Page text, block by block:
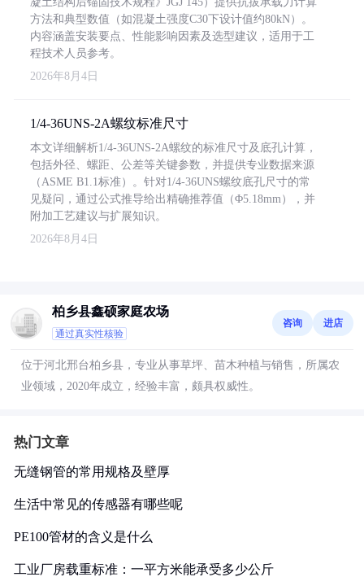
方法和典型数值（如混凝土强度C30下设计值约80kN）。
内容涵盖安装要点、性能影响因素及选型建议，适用于工
程技术人员参考。
2026年8月4日
1/4-36UNS-2A螺纹标准尺寸
本文详细解析1/4-36UNS-2A螺纹的标准尺寸及底孔计算，
包括外径、螺距、公差等关键参数，并提供专业数据来源
（ASME B1.1标准）。针对1/4-36UNS螺纹底孔尺寸的常
见疑问，通过公式推导给出精确推荐值（Φ5.18mm），并
附加工艺建议与扩展知识。
2026年8月4日
柏乡县鑫硕家庭农场
通过真实性核验
咨询 进店
位于河北邢台柏乡县，专业从事草坪、苗木种植与销售，所属农
业领域，2020年成立，经验丰富，颇具权威性。
热门文章
无缝钢管的常用规格及壁厚
生活中常见的传感器有哪些呢
PE100管材的含义是什么
工业厂房载重标准：一平方米能承受多少公斤